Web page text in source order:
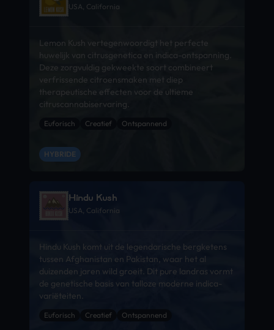
USA, California
Lemon Kush vertegenwoordigt het perfecte
huwelijk van citrusgenetica en indica-ontspanning.
Deze zorgvuldig gekweekte soort combineert
verfrissende citroensmaken met diep
therapeutische effecten voor de ultieme
citruscannabiservaring.
Euforisch Creatief Ontspannend
HYBRIDE
Hindu Kush
USA, California
Hindu Kush komt uit de legendarische bergketens
tussen Afghanistan en Pakistan, waar het al
duizenden jaren wild groeit. Dit pure landras vormt
de genetische basis van talloze moderne indica-
variëteiten.
Euforisch Creatief Ontspannend